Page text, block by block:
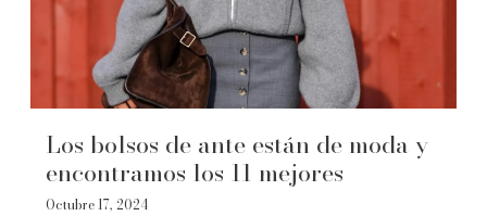
Los bolsos de ante están de moda y
encontramos los 11 mejores
Octubre 17, 2024